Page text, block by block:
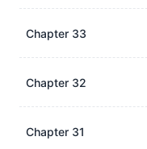
Chapter 33
Chapter 32
Chapter 31